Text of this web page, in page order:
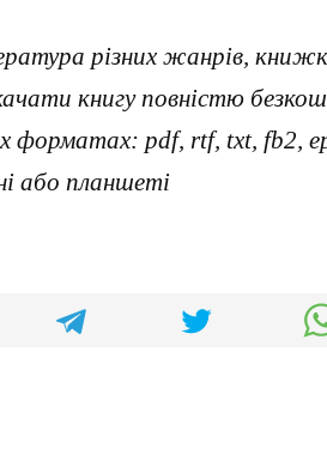
різних жанрів,
книгу повністю
форматах: pdf, rtf, txt, fb2,
або планшеті